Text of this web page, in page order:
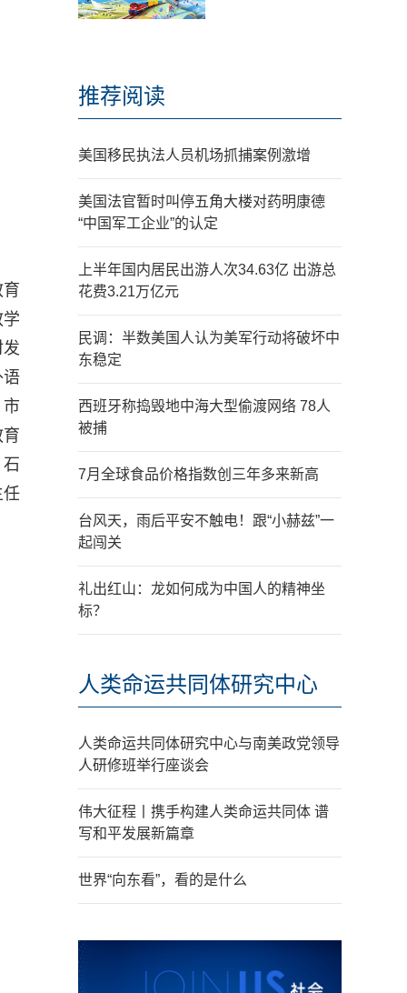
语
任
推荐阅读
美国移民执法人员机场抓捕案例激增
美国法官暂时叫停五角大楼对药明康德
“中国军工企业”的认定
上半年国内居民出游人次34.63亿 出游总
花费3.21万亿元
民调：半数美国人认为美军行动将破坏中
东稳定
西班牙称捣毁地中海大型偷渡网络 78人
被捕
7月全球食品价格指数创三年多来新高
台风天，雨后平安不触电！跟“小赫兹”一
起闯关
礼出红山：龙如何成为中国人的精神坐
标？
人类命运共同体研究中心
人类命运共同体研究中心与南美政党领导
人研修班举行座谈会
伟大征程丨携手构建人类命运共同体 谱
写和平发展新篇章
世界“向东看”，看的是什么